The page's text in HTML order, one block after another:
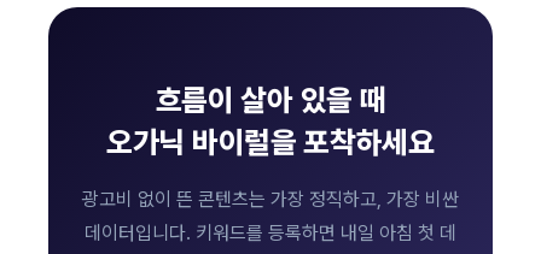
흐름이 살아 있을 때
오가닉 바이럴을 포착하세요
광고비 없이 뜬 콘텐츠는 가장 정직하고, 가장 비싼
데이터입니다. 키워드를 등록하면 내일 아침 첫 데